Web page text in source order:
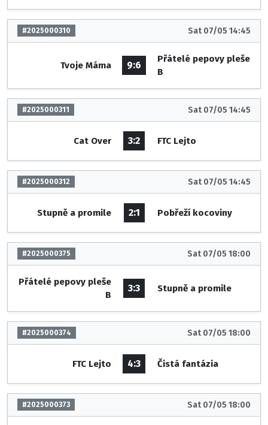
#2025000310 Sat 07/05 14:45
Tvoje Máma 9:6
Přátelé pepovy pleše
B
#2025000311 Sat 07/05 14:45
Cat Over 3:2 FTC Lejto
#2025000312 Sat 07/05 14:45
Stupně a promile 2:1 Pobřeží kocoviny
#2025000375 Sat 07/05 18:00
Přátelé pepovy pleše
B
3:3 Stupně a promile
#2025000374 Sat 07/05 18:00
FTC Lejto 4:3 Čistá fantázia
#2025000373 Sat 07/05 18:00